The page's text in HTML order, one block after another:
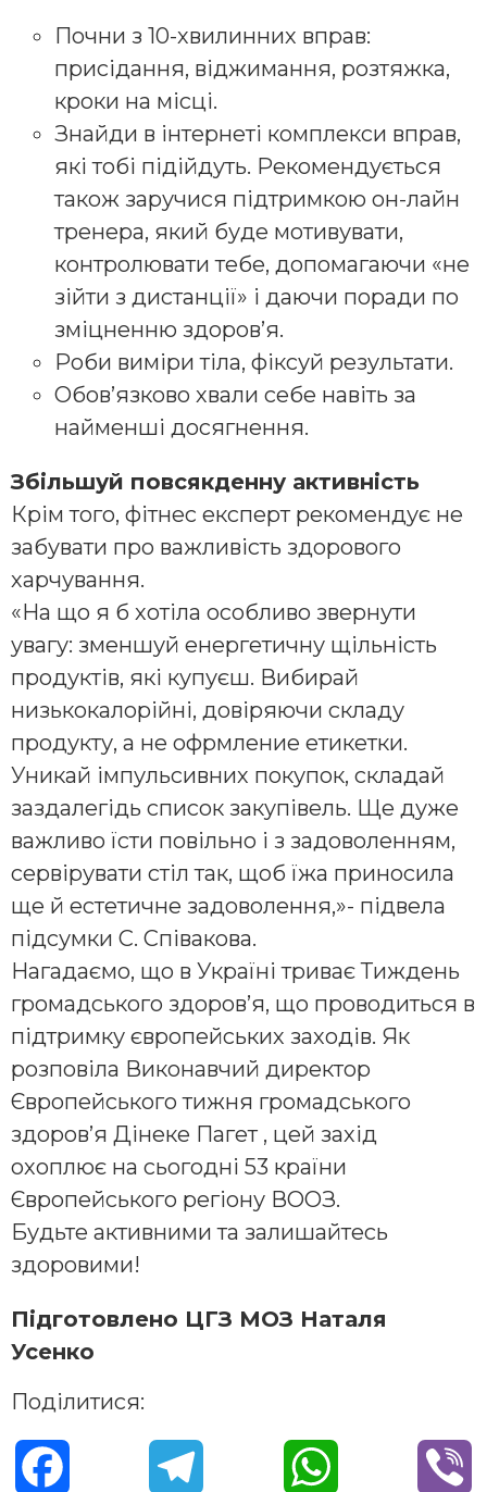
Почни з 10-хвилинних вправ:
присідання, віджимання, розтяжка,
кроки на місці.
Знайди в інтернеті комплекси вправ,
які тобі підійдуть. Рекомендується
також заручися підтримкою он-лайн
тренера, який буде мотивувати,
контролювати тебе, допомагаючи «не
зійти з дистанції» і даючи поради по
зміцненню здоров’я.
Роби виміри тіла, фіксуй результати.
Обов’язково хвали себе навіть за
найменші досягнення.
Збільшуй повсякденну активність
Крім того, фітнес експерт рекомендує не
забувати про важливість здорового
харчування.
«На що я б хотіла особливо звернути
увагу: зменшуй енергетичну щільність
продуктів, які купуєш. Вибирай
низькокалорійні, довіряючи складу
продукту, а не офрмление етикетки.
Уникай імпульсивних покупок, складай
заздалегідь список закупівель. Ще дуже
важливо їсти повільно і з задоволенням,
сервірувати стіл так, щоб їжа приносила
ще й естетичне задоволення,»- підвела
підсумки С. Співакова.
Нагадаємо, що в Україні триває Тиждень
громадського здоров’я, що проводиться в
підтримку європейських заходів. Як
розповіла Виконавчий директор
Європейського тижня громадського
здоров’я Дінеке Пагет , цей захід
охоплює на сьогодні 53 країни
Європейського регіону ВООЗ.
Будьте активними та залишайтесь
здоровими!
Підготовлено ЦГЗ МОЗ Наталя
Усенко
Поділитися: